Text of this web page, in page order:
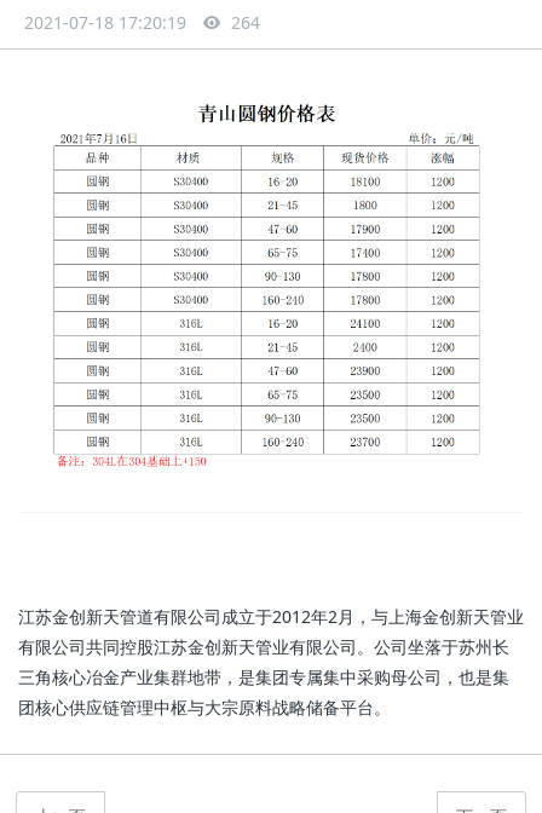
2021-07-18 17:20:19 264
江苏金创新天管道有限公司成立于2012年2月，与上海金创新天管业
有限公司共同控股江苏金创新天管业有限公司。公司坐落于苏州长
三角核心冶金产业集群地带，是集团专属集中采购母公司，也是集
团核心供应链管理中枢与大宗原料战略储备平台。